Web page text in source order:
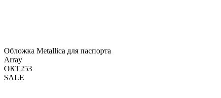
Обложка Metallica для паспорта
Array
ОКТ253
SALE